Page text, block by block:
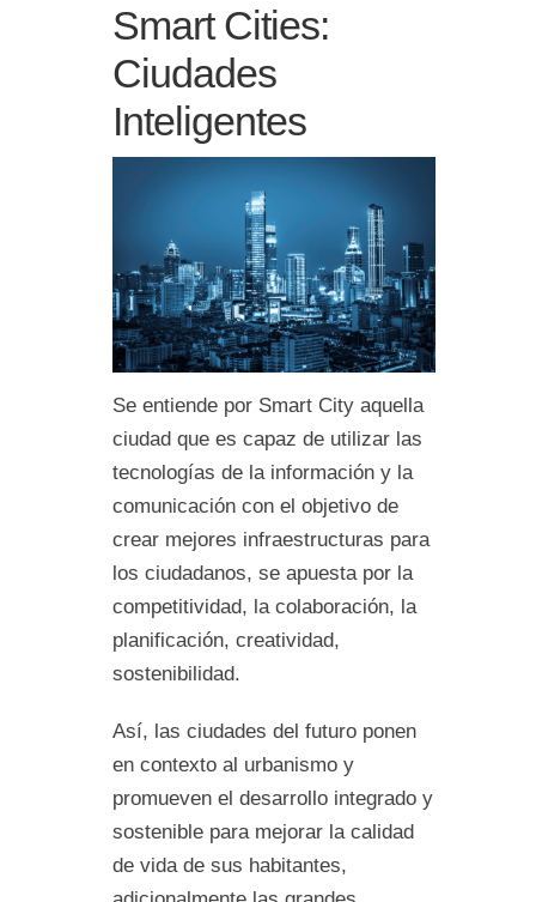
Smart Cities:
Ciudades
Inteligentes
Se entiende por Smart City aquella
ciudad que es capaz de utilizar las
tecnologías de la información y la
comunicación con el objetivo de
crear mejores infraestructuras para
los ciudadanos, se apuesta por la
competitividad, la colaboración, la
planificación, creatividad,
sostenibilidad.
Así, las ciudades del futuro ponen
en contexto al urbanismo y
promueven el desarrollo integrado y
sostenible para mejorar la calidad
de vida de sus habitantes,